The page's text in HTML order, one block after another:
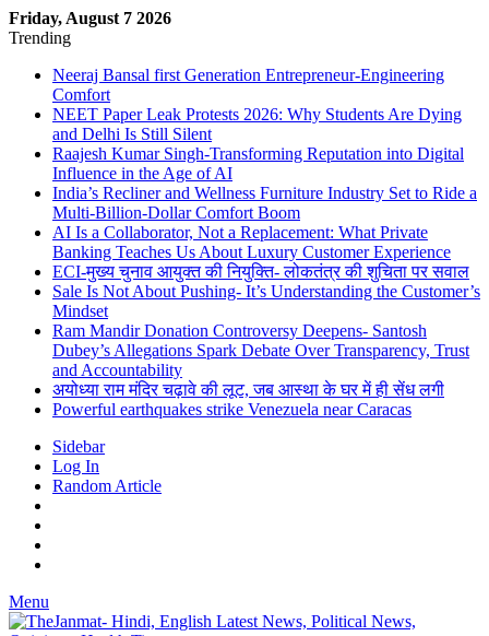
Friday, August 7 2026
Trending
Neeraj Bansal first Generation Entrepreneur-Engineering
Comfort
NEET Paper Leak Protests 2026: Why Students Are Dying
and Delhi Is Still Silent
Raajesh Kumar Singh-Transforming Reputation into Digital
Influence in the Age of AI
India’s Recliner and Wellness Furniture Industry Set to Ride a
Multi-Billion-Dollar Comfort Boom
AI Is a Collaborator, Not a Replacement: What Private
Banking Teaches Us About Luxury Customer Experience
ECI-मुख्य चुनाव आयुक्त की नियुक्ति- लोकतंत्र की शुचिता पर सवाल
Sale Is Not About Pushing- It’s Understanding the Customer’s
Mindset
Ram Mandir Donation Controversy Deepens- Santosh
Dubey’s Allegations Spark Debate Over Transparency, Trust
and Accountability
अयोध्या राम मंदिर चढ़ावे की लूट, जब आस्था के घर में ही सेंध लगी
Powerful earthquakes strike Venezuela near Caracas
Sidebar
Log In
Random Article
Menu